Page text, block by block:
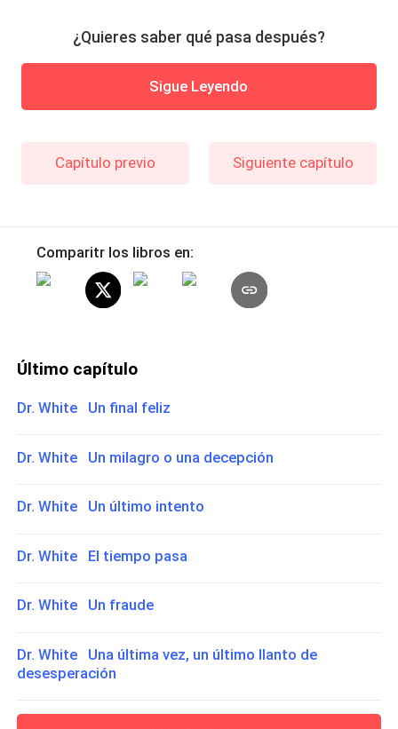
¿Quieres saber qué pasa después?
Sigue Leyendo
Capítulo previo Siguiente capítulo
Comparitr los libros en:
Último capítulo
Dr. White Un final feliz
Dr. White Un milagro o una decepción
Dr. White Un último intento
Dr. White El tiempo pasa
Dr. White Un fraude
Dr. White Una última vez, un último llanto de
desesperación